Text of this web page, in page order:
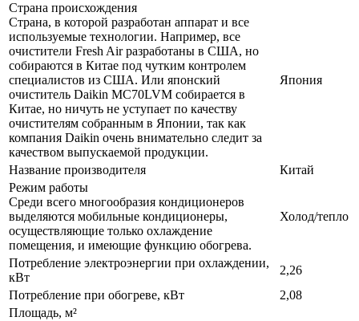
Страна происхождения
Страна, в которой разработан аппарат и все
используемые технологии. Например, все
очистители Fresh Air разработаны в США, но
собираются в Китае под чутким контролем
специалистов из США. Или японский
очиститель Daikin MC70LVM собирается в
Китае, но ничуть не уступает по качеству
очистителям собранным в Японии, так как
компания Daikin очень внимательно следит за
качеством выпускаемой продукции.
Япония
Название производителя
Китай
Режим работы
Среди всего многообразия кондиционеров
выделяются мобильные кондиционеры,
осуществляющие только охлаждение
помещения, и имеющие функцию обогрева.
Холод/тепло
Потребление электроэнергии при охлаждении,
кВт
2,26
Потребление при обогреве, кВт
2,08
Площадь, м²